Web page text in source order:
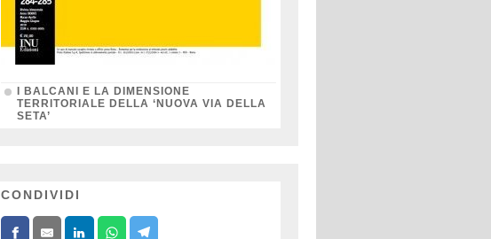
I BALCANI E LA DIMENSIONE
TERRITORIALE DELLA ‘NUOVA VIA DELLA
SETA’
CONDIVIDI